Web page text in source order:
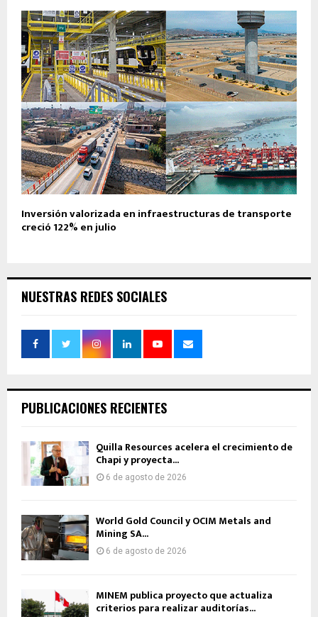
Inversión valorizada en infraestructuras de transporte
creció 122% en julio
NUESTRAS REDES SOCIALES
PUBLICACIONES RECIENTES
Quilla Resources acelera el crecimiento de
Chapi y proyecta...
6 de agosto de 2026
World Gold Council y OCIM Metals and
Mining SA...
6 de agosto de 2026
MINEM publica proyecto que actualiza
criterios para realizar auditorías...